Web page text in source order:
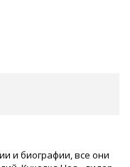
и биографии, все они